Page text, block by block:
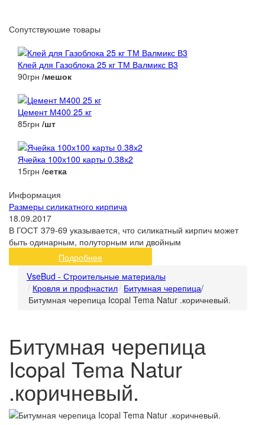
Сопутствуюшие товары
Клей для Газоблока 25 кг ТМ Валмикс В3
90грн /мешок
Цемент М400 25 кг
85грн /шт
Ячейка 100х100 карты 0.38х2
15грн /сетка
Информация
Размеры силикатного кирпича
18.09.2017
В ГОСТ 379-69 указывается, что силикатный кирпич может
быть одинарным, полуторным или двойным
Подробнее
VseBud - Строительные материалы
Кровля и профнастил Битумная черепица/
Битумная черепица Icopal Tema Natur .коричневый.
Битумная черепица
Icopal Tema Natur
.коричневый.